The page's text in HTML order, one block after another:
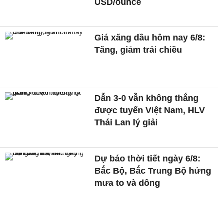
Giá xăng dầu hôm nay 6/8:
Tăng, giảm trái chiều
Dẫn 3-0 vẫn không thắng
được tuyển Việt Nam, HLV
Thái Lan lý giải
Dự báo thời tiết ngày 6/8:
Bắc Bộ, Bắc Trung Bộ hứng
mưa to và dông